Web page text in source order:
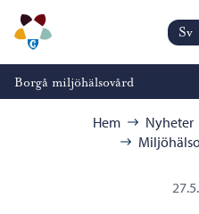
Borgå miljöhälsovård –
Byt
Sv
Borgå miljöhälsovård
Hem Nyheter